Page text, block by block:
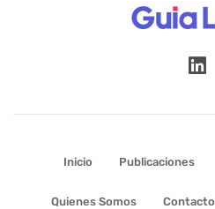
Inicio Publicaciones
Quienes Somos Contacto